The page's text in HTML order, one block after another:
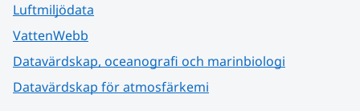
Luftmiljödata
VattenWebb
Datavärdskap, oceanografi och marinbiologi
Datavärdskap för atmosfärkemi